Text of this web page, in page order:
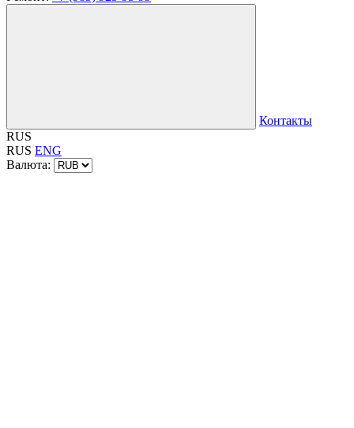
Контакты
RUS
RUS ENG
Валюта: